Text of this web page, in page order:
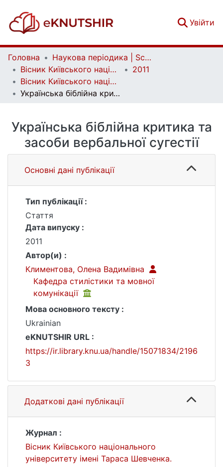
Увійти
Головна
Наукова періодика | Scientific periodicals
Вісник Київського національного університету імені Тараса Шевченка. Літературознавство. Мовознавство. Фольклористика | Bulletin of Taras Shevchenko National University of Kyiv. Literary Studies. Linguistics. Folklore Studies
2011
Вісник Київського національного університету імені Тараса Шевченка. Літературознавство. Мовознавство. Фольклористика. Вип. 22
Українська біблійна критика та засоби вербальної сугестії
Українська біблійна критика та
засоби вербальної сугестії
Основні дані публікації
Тип публікації :
Стаття
Дата випуску :
2011
Автор(и) :
Климентова, Олена Вадимівна
Кафедра стилістики та мовної
комунікації
Мова основного тексту :
Ukrainian
eKNUTSHIR URL :
https://ir.library.knu.ua/handle/15071834/2196
3
Додаткові дані публікації
Журнал :
Вісник Київського національного
університету імені Тараса Шевченка.